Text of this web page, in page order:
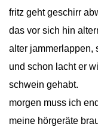
fritz geht geschirr
das vor sich hin
alter jammerlappen,
und schon lacht er
schwein gehabt.
morgen muss ich
meine hörgeräte